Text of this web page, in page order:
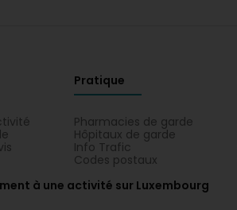
Pratique
Pharmacies de garde
Hôpitaux de garde
Info Trafic
Codes postaux
à une activité sur Luxembourg